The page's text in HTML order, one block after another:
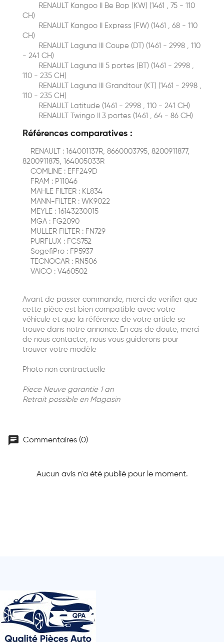
RENAULT Kangoo II Be Bop (KW) (1461 , 75 - 110
CH)
RENAULT Kangoo II Express (FW) (1461 , 68 - 110
CH)
RENAULT Laguna III Coupe (DT) (1461 - 2998 , 110
- 241 CH)
RENAULT Laguna III 5 portes (BT) (1461 - 2998 ,
110 - 235 CH)
RENAULT Laguna III Grandtour (KT) (1461 - 2998 ,
110 - 235 CH)
RENAULT Latitude (1461 - 2998 , 110 - 241 CH)
RENAULT Twingo II 3 portes (1461 , 64 - 86 CH)
Références comparatives :
RENAULT : 164001137R, 8660003795, 8200911877,
8200911875, 164005033R
COMLINE : EFF249D
FRAM : P11046
MAHLE FILTER : KL834
MANN-FILTER : WK9022
MEYLE : 16143230015
MGA : FG2090
MULLER FILTER : FN729
PURFLUX : FCS752
SogefiPro : FP5937
TECNOCAR : RN506
VAICO : V460502
Avant de passer commande, merci de verifier que
cette pièce est bien compatible avec votre
véhicule et que la référence de votre article se
trouve dans notre annonce. En cas de doute, merci
de nous contacter, nous vous guiderons pour
trouver votre modèle
Photo non contractuelle
Piece Neuve garantie 1 an
Retrait possible en Magasin
chat Commentaires (0)
Aucun avis n'a été publié pour le moment.